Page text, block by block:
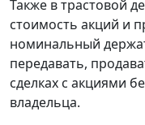
Также в трастовой
стоимость акций и
номинальный
передавать,
сделках с акциями
владельца.